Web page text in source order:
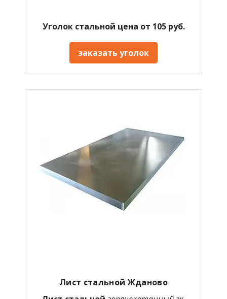
Уголок стальной цена от 105 руб.
заказать уголок
Лист стальной Жданово